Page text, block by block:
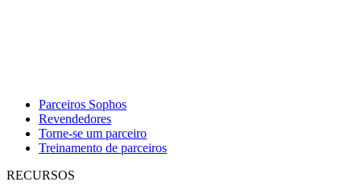
Parceiros Sophos
Revendedores
Torne-se um parceiro
Treinamento de parceiros
RECURSOS